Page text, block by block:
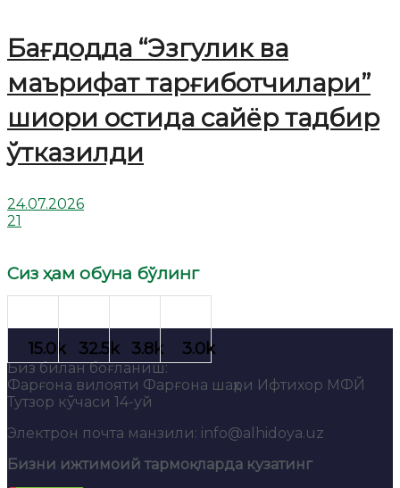
Бағдодда “Эзгулик ва
маърифат тарғиботчилари”
шиори остида сайёр тадбир
ўтказилди
24.07.2026
21
Сиз ҳам обуна бўлинг
Биз билан боғланиш:
Фарғона вилояти Фарғона шаҳри Ифтихор МФЙ
Тутзор кўчаси 14-уй
Электрон почта манзили: info@alhidoya.uz
Бизни ижтимоий тармоқларда кузатинг